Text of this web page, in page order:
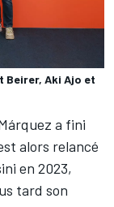
Beirer, Aki Ajo et
a fini
alors relancé
en 2023,
tard son